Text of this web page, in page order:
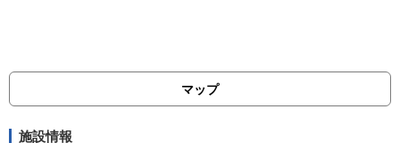
マップ
施設情報